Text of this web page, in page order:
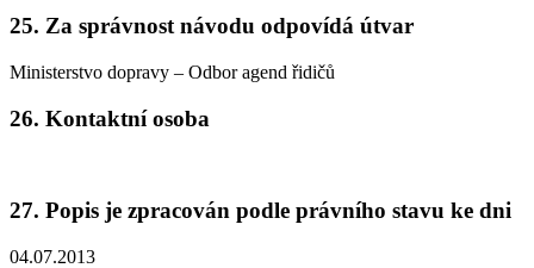
25. Za správnost návodu odpovídá útvar
Ministerstvo dopravy – Odbor agend řidičů
26. Kontaktní osoba
27. Popis je zpracován podle právního stavu ke dni
04.07.2013